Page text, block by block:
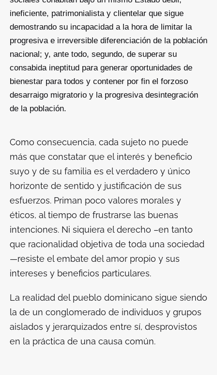
ineficiente, patrimonialista y clientelar que sigue
demostrando su incapacidad a la hora de limitar la
progresiva e irreversible diferenciación de la población
nacional; y, ante todo, segundo, de superar su
consabida ineptitud para generar oportunidades de
bienestar para todos y contener por fin el forzoso
desarraigo migratorio y la progresiva desintegración
de la población.
Como consecuencia, cada sujeto no puede
más que constatar que el interés y beneficio
suyo y de su familia es el verdadero y único
horizonte de sentido y justificación de sus
esfuerzos. Priman poco valores morales y
éticos, al tiempo de frustrarse las buenas
intenciones. Ni siquiera el derecho –en tanto
que racionalidad objetiva de toda una sociedad
—resiste el embate del amor propio y sus
intereses y beneficios particulares.
La realidad del pueblo dominicano sigue siendo
la de un conglomerado de individuos y grupos
aislados y jerarquizados entre sí, desprovistos
en la práctica de una causa común.